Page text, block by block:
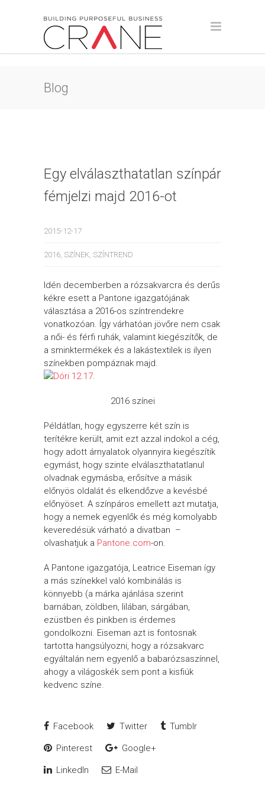
Blog
Egy elválaszthatatlan színpár
fémjelzi majd 2016-ot
2015-12-17
2016, SZÍNEK, SZÍNTREND
Idén decemberben a rózsakvarcra és derűs
kékre esett a Pantone igazgatójának
választása a 2016-os színtrendekre
vonatkozóan. Így várhatóan jövőre nem csak
a női- és férfi ruhák, valamint kiegészítők, de
a sminktermékek és a lakástextilek is ilyen
színekben pompáznak majd.
2016 színei
Példátlan, hogy egyszerre két szín is
terítékre került, amit ezt azzal indokol a cég,
hogy adott árnyalatok olyannyira kiegészítik
egymást, hogy szinte elválaszthatatlanul
olvadnak egymásba, erősítve a másik
előnyös oldalát és elkendőzve a kevésbé
előnyöset. A színpáros emellett azt mutatja,
hogy a nemek egyenlők és még komolyabb
keveredésük várható a divatban –
olvashatjuk a Pantone.com-on.
A Pantone igazgatója, Leatrice Eiseman így
a más színekkel való kombinálás is
könnyebb (a márka ajánlása szerint
barnában, zöldben, lilában, sárgában,
ezüstben és pinkben is érdemes
gondolkozni. Eiseman azt is fontosnak
tartotta hangsúlyozni, hogy a rózsakvarc
egyáltalán nem egyenlő a babarózsaszínnel,
ahogy a világoskék sem pont a kisfiúk
kedvenc színe.
Facebook Twitter Tumblr
Pinterest Google+
LinkedIn E-Mail